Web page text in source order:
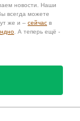
новости. Наши
всегда можете
же и – сейчас в
. А теперь ещё -